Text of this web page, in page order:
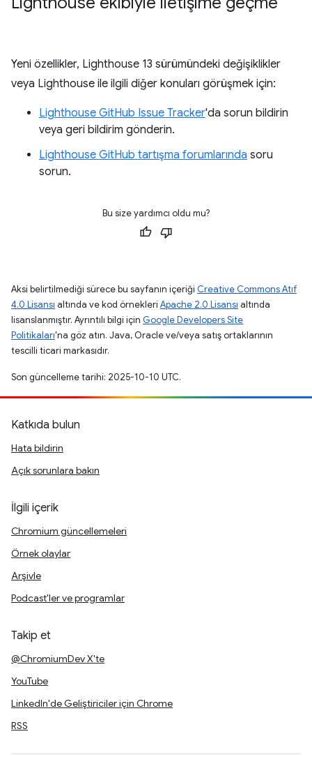
Yeni özellikler, Lighthouse 13 sürümündeki değişiklikler
veya Lighthouse ile ilgili diğer konuları görüşmek için:
Lighthouse GitHub Issue Tracker'da sorun bildirin
veya geri bildirim gönderin.
Lighthouse GitHub tartışma forumlarında soru
sorun.
Bu size yardımcı oldu mu?
Aksi belirtilmediği sürece bu sayfanın içeriği Creative Commons Atıf
4.0 Lisansı altında ve kod örnekleri Apache 2.0 Lisansı altında
lisanslanmıştır. Ayrıntılı bilgi için Google Developers Site
Politikaları'na göz atın. Java, Oracle ve/veya satış ortaklarının
tescilli ticari markasıdır.
Son güncelleme tarihi: 2025-10-10 UTC.
Katkıda bulun
Hata bildirin
Açık sorunlara bakın
İlgili içerik
Chromium güncellemeleri
Örnek olaylar
Arşivle
Podcast'ler ve programlar
Takip et
@ChromiumDev X'te
YouTube
LinkedIn'de Geliştiriciler için Chrome
RSS